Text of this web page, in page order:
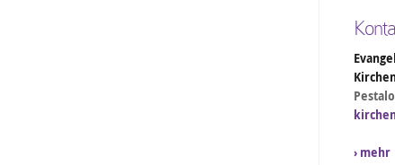
› mehr